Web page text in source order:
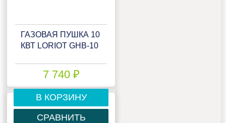
ГАЗОВАЯ ПУШКА 10
КВТ LORIOT GHB-10
7 740 ₽
В КОРЗИНУ
СРАВНИТЬ